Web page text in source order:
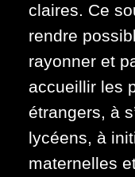
claires. Ce
rendre
rayonner et
accueillir les
étrangers, à
lycéens, à
maternelles